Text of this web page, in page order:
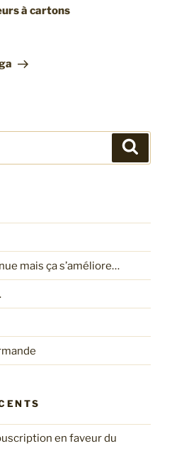
à cartons
mais ça s’améliore…
en faveur du